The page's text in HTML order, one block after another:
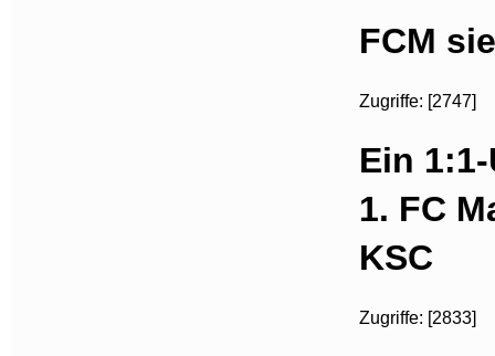
FCM
Zugriffe: [2747]
Ein
1. FC
KSC
Zugriffe: [2833]